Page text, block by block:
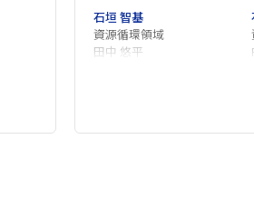
石垣 智基
資源循環領域
田中 悠平